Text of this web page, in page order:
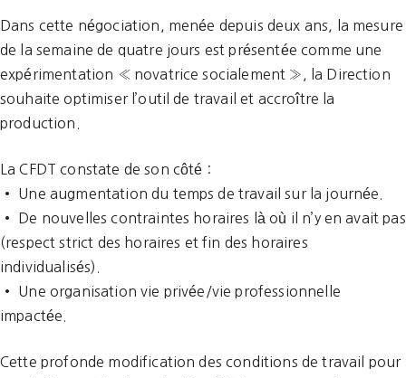
Dans cette négociation, menée depuis deux ans, la mesure
de la semaine de quatre jours est présentée comme une
expérimentation « novatrice socialement », la Direction
souhaite optimiser l’outil de travail et accroître la
production.
La CFDT constate de son côté :
• Une augmentation du temps de travail sur la journée.
• De nouvelles contraintes horaires là où il n’y en avait pas
(respect strict des horaires et fin des horaires
individualisés).
• Une organisation vie privée/vie professionnelle
impactée.
Cette profonde modification des conditions de travail pour